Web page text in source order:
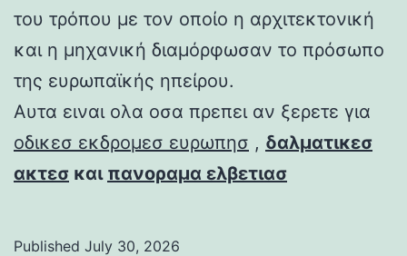
του τρόπου με τον οποίο η αρχιτεκτονική
και η μηχανική διαμόρφωσαν το πρόσωπο
της ευρωπαϊκής ηπείρου.
Αυτα ειναι ολα οσα πρεπει αν ξερετε για
οδικεσ εκδρομεσ ευρωπησ , δαλματικεσ
ακτεσ και πανοραμα ελβετιασ
Published July 30, 2026